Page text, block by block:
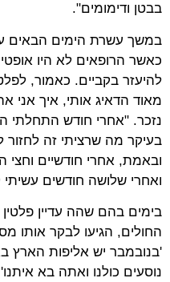
בבטן ודימומים".
במשך עשרת הימים הבאים
כאשר הרופאים לא היו
להיעזר בקביים. כאמור,
מאוד הדאיג אותי, איך אני
נזכר. "אחרי חודש התחלתי
בעיקר מה שרציתי זה
ובאמת, אחרי חודשיים וחצי
ואחרי שלושה חודשים
בימים בהם שהה עדיין
החולים, הגיעו לבקר אותו
'בנובמבר יש אליפות הארץ
נוסעים כולנו ואתה בא